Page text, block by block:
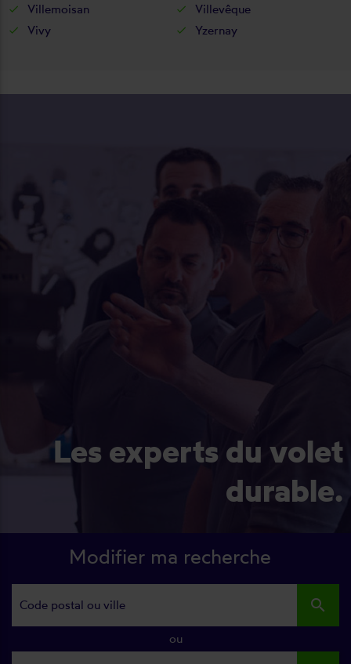
Villemoisan
Villevêque
Vivy
Yzernay
Les experts du volet
durable.
Modifier ma recherche
search
ou